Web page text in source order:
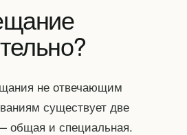
не отвечающим
существует две
общая и специальная.